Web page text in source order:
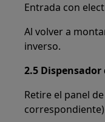
Entrada con
Al volver a
inverso.
2.5 Dispensador
Retire el panel